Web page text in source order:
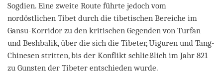
Sogdien. Eine zweite Route führte jedoch vom
nordöstlichen Tibet durch die tibetischen Bereiche im
Gansu-Korridor zu den kritischen Gegenden von Turfan
und Beshbalik, über die sich die Tibeter, Uiguren und Tang-
Chinesen stritten, bis der Konflikt schließlich im Jahr 821
zu Gunsten der Tibeter entschieden wurde.